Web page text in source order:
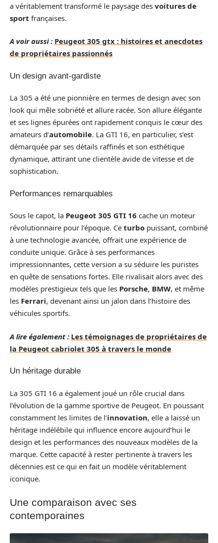
a véritablement transformé le paysage des voitures de
sport françaises.
A voir aussi : Peugeot 305 gtx : histoires et anecdotes
de propriétaires passionnés
Un design avant-gardiste
La 305 a été une pionnière en termes de design avec son
look qui mêle sobriété et allure racée. Son allure élégante
et ses lignes épurées ont rapidement conquis le cœur des
amateurs d’automobile. La GTI 16, en particulier, s’est
démarquée par ses détails raffinés et son esthétique
dynamique, attirant une clientèle avide de vitesse et de
sophistication.
Performances remarquables
Sous le capot, la Peugeot 305 GTI 16 cache un moteur
révolutionnaire pour l’époque. Ce turbo puissant, combiné
à une technologie avancée, offrait une expérience de
conduite unique. Grâce à ses performances
impressionnantes, cette version a su séduire les puristes
en quête de sensations fortes. Elle rivalisait alors avec des
modèles prestigieux tels que les Porsche, BMW, et même
les Ferrari, devenant ainsi un jalon dans l’histoire des
véhicules sportifs.
A lire également : Les témoignages de propriétaires de
la Peugeot cabriolet 305 à travers le monde
Un héritage durable
La 305 GTI 16 a également joué un rôle crucial dans
l’évolution de la gamme sportive de Peugeot. En poussant
constamment les limites de l’innovation, elle a laissé un
héritage indélébile qui influence encore aujourd’hui le
design et les performances des nouveaux modèles de la
marque. Cette capacité à rester pertinente à travers les
décennies est ce qui en fait un modèle véritablement
iconique.
Une comparaison avec ses
contemporaines